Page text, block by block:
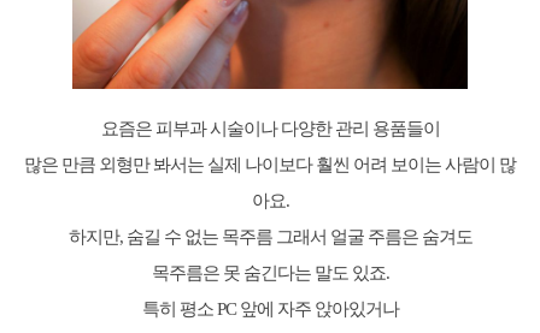
요즘은 피부과 시술이나 다양한 관리 용품들이
많은 만큼 외형만 봐서는 실제 나이보다 훨씬 어려 보이는 사람이 많
아요.
하지만, 숨길 수 없는 목주름 그래서 얼굴 주름은 숨겨도
목주름은 못 숨긴다는 말도 있죠.
특히 평소 PC 앞에 자주 앉아있거나